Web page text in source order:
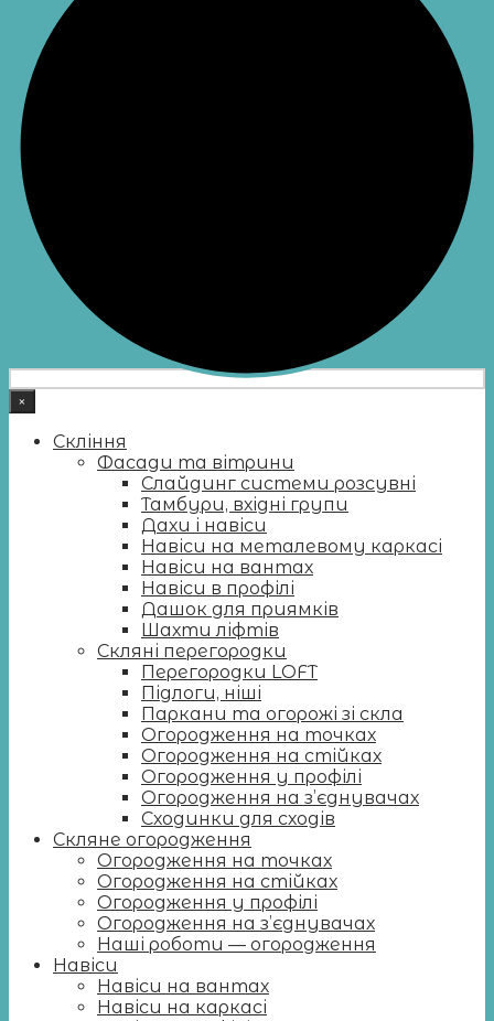
×
Скління
Фасади та вітрини
Слайдинг системи розсувні
Тамбури, вхідні групи
Дахи і навіси
Навіси на металевому каркасі
Навіси на вантах
Навіси в профілі
Дашок для приямків
Шахти ліфтів
Скляні перегородки
Перегородки LOFT
Підлоги, ніші
Паркани та огорожі зі скла
Огородження на точках
Огородження на стійках
Огородження у профілі
Огородження на з’єднувачах
Сходинки для сходів
Скляне огородження
Огородження на точках
Огородження на стійках
Огородження у профілі
Огородження на з’єднувачах
Наші роботи — огородження
Навіси
Навіси на вантах
Навіси на каркасі